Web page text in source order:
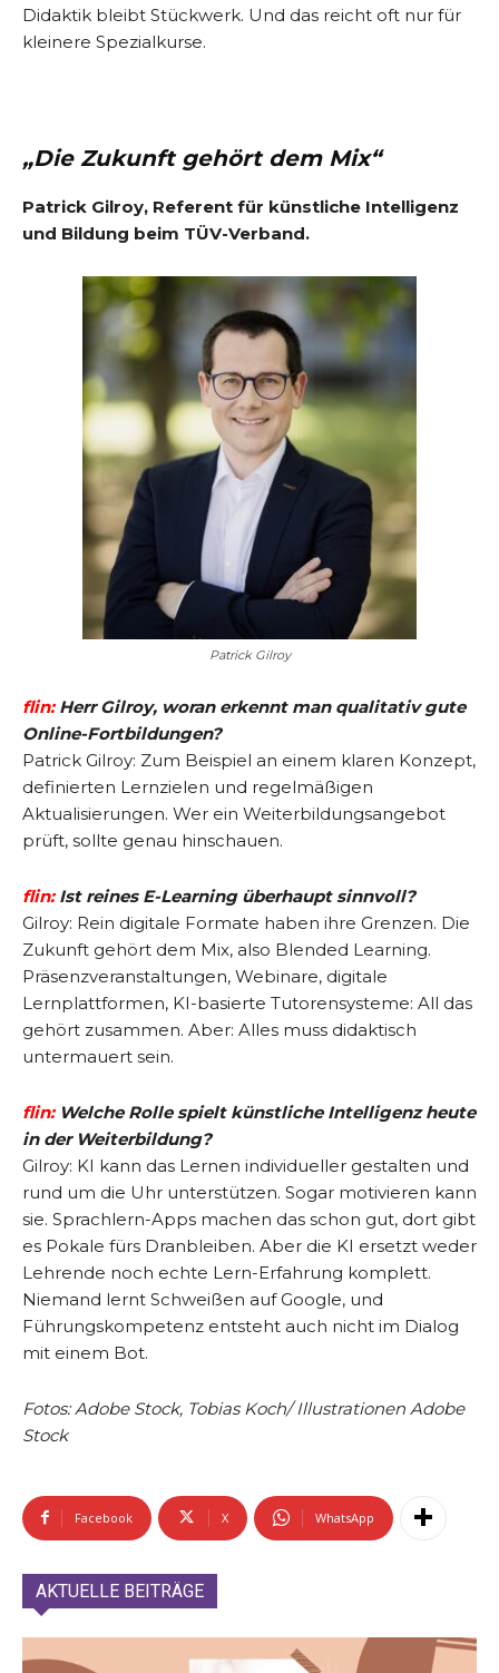
Didaktik bleibt Stückwerk. Und das reicht oft nur für
kleinere Spezialkurse.
„Die Zukunft gehört dem Mix“
Patrick Gilroy, Referent für künstliche Intelligenz
und Bildung beim TÜV-Verband.
Patrick Gilroy
flin:Herr Gilroy, woran erkennt man qualitativ gute
Online-Fortbildungen?
Patrick Gilroy: Zum Beispiel an einem klaren Konzept,
definierten Lernzielen und regelmäßigen
Aktualisierungen. Wer ein Weiterbildungsangebot
prüft, sollte genau hinschauen.
flin:Ist reines E-Learning überhaupt sinnvoll?
Gilroy: Rein digitale Formate haben ihre Grenzen. Die
Zukunft gehört dem Mix, also Blended Learning.
Präsenzveranstaltungen, Webinare, digitale
Lernplattformen, KI-basierte Tutorensysteme: All das
gehört zusammen. Aber: Alles muss didaktisch
untermauert sein.
flin:Welche Rolle spielt künstliche Intelligenz heute
in der Weiterbildung?
Gilroy: KI kann das Lernen individueller gestalten und
rund um die Uhr unterstützen. Sogar motivieren kann
sie. Sprachlern-Apps machen das schon gut, dort gibt
es Pokale fürs Dranbleiben. Aber die KI ersetzt weder
Lehrende noch echte Lern-Erfahrung komplett.
Niemand lernt Schweißen auf Google, und
Führungskompetenz entsteht auch nicht im Dialog
mit einem Bot.
Fotos: Adobe Stock, Tobias Koch/Illustrationen Adobe
Stock
Facebook X WhatsApp
AKTUELLE BEITRÄGE